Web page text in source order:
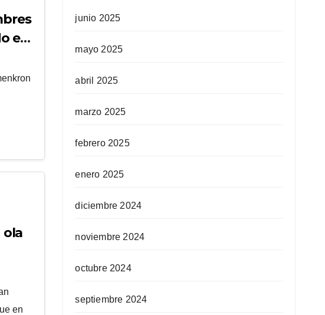
en
ola
en
junio 2025
mayo 2025
abril 2025
marzo 2025
febrero 2025
enero 2025
diciembre 2024
noviembre 2024
octubre 2024
septiembre 2024